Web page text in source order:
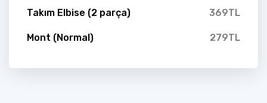
Takım Elbise (2 parça) 369TL
Mont (Normal) 279TL